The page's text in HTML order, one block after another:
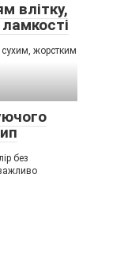
влітку,
сухим, жорстким
без